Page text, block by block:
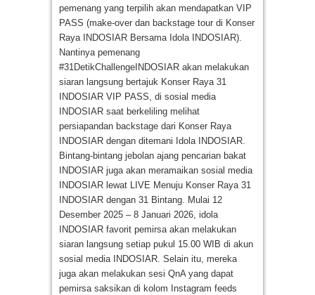
pemenang yang terpilih akan mendapatkan VIP
PASS (make-over dan backstage tour di Konser
Raya INDOSIAR Bersama Idola INDOSIAR).
Nantinya pemenang
#31DetikChallengeINDOSIAR akan melakukan
siaran langsung bertajuk Konser Raya 31
INDOSIAR VIP PASS, di sosial media
INDOSIAR saat berkeliling melihat
persiapandan backstage dari Konser Raya
INDOSIAR dengan ditemani Idola INDOSIAR.
Bintang-bintang jebolan ajang pencarian bakat
INDOSIAR juga akan meramaikan sosial media
INDOSIAR lewat LIVE Menuju Konser Raya 31
INDOSIAR dengan 31 Bintang. Mulai 12
Desember 2025 – 8 Januari 2026, idola
INDOSIAR favorit pemirsa akan melakukan
siaran langsung setiap pukul 15.00 WIB di akun
sosial media INDOSIAR. Selain itu, mereka
juga akan melakukan sesi QnA yang dapat
pemirsa saksikan di kolom Instagram feeds